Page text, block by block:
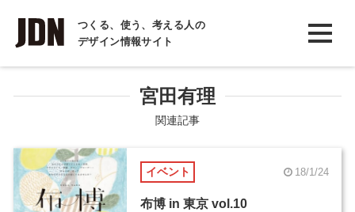
つくる、使う、考える人の
デザイン情報サイト
INTERVIEW
インタビュー
COLUMN
コラム
宮田有理
関連記事
イベント 18/1/24
布博 in 東京 vol.10